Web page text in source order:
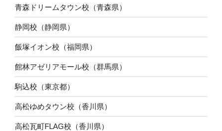
青森ドリームタウン校（青森県）
静岡校（静岡県）
飯塚イオン校（福岡県）
館林アゼリアモール校（群馬県）
駒込校（東京都）
高松ゆめタウン校（香川県）
高松瓦町FLAG校（香川県）